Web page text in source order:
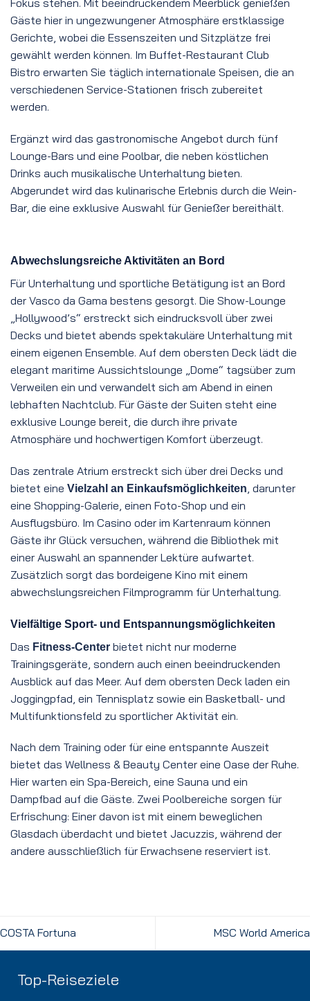
Fokus stehen. Mit beeindruckendem Meerblick genießen
Gäste hier in ungezwungener Atmosphäre erstklassige
Gerichte, wobei die Essenszeiten und Sitzplätze frei
gewählt werden können. Im Buffet-Restaurant Club
Bistro erwarten Sie täglich internationale Speisen, die an
verschiedenen Service-Stationen frisch zubereitet
werden.
Ergänzt wird das gastronomische Angebot durch fünf
Lounge-Bars und eine Poolbar, die neben köstlichen
Drinks auch musikalische Unterhaltung bieten.
Abgerundet wird das kulinarische Erlebnis durch die Wein-
Bar, die eine exklusive Auswahl für Genießer bereithält.
Abwechslungsreiche Aktivitäten an Bord
Für Unterhaltung und sportliche Betätigung ist an Bord
der Vasco da Gama bestens gesorgt. Die Show-Lounge
„Hollywood’s“ erstreckt sich eindrucksvoll über zwei
Decks und bietet abends spektakuläre Unterhaltung mit
einem eigenen Ensemble. Auf dem obersten Deck lädt die
elegant maritime Aussichtslounge „Dome“ tagsüber zum
Verweilen ein und verwandelt sich am Abend in einen
lebhaften Nachtclub. Für Gäste der Suiten steht eine
exklusive Lounge bereit, die durch ihre private
Atmosphäre und hochwertigen Komfort überzeugt.
Das zentrale Atrium erstreckt sich über drei Decks und
bietet eine Vielzahl an Einkaufsmöglichkeiten , darunter
eine Shopping-Galerie, einen Foto-Shop und ein
Ausflugsbüro. Im Casino oder im Kartenraum können
Gäste ihr Glück versuchen, während die Bibliothek mit
einer Auswahl an spannender Lektüre aufwartet.
Zusätzlich sorgt das bordeigene Kino mit einem
abwechslungsreichen Filmprogramm für Unterhaltung.
Vielfältige Sport- und Entspannungsmöglichkeiten
Das Fitness-Center bietet nicht nur moderne
Trainingsgeräte, sondern auch einen beeindruckenden
Ausblick auf das Meer. Auf dem obersten Deck laden ein
Joggingpfad, ein Tennisplatz sowie ein Basketball- und
Multifunktionsfeld zu sportlicher Aktivität ein.
Nach dem Training oder für eine entspannte Auszeit
bietet das Wellness & Beauty Center eine Oase der Ruhe.
Hier warten ein Spa-Bereich, eine Sauna und ein
Dampfbad auf die Gäste. Zwei Poolbereiche sorgen für
Erfrischung: Einer davon ist mit einem beweglichen
Glasdach überdacht und bietet Jacuzzis, während der
andere ausschließlich für Erwachsene reserviert ist.
COSTA Fortuna MSC World America
Top-Reiseziele